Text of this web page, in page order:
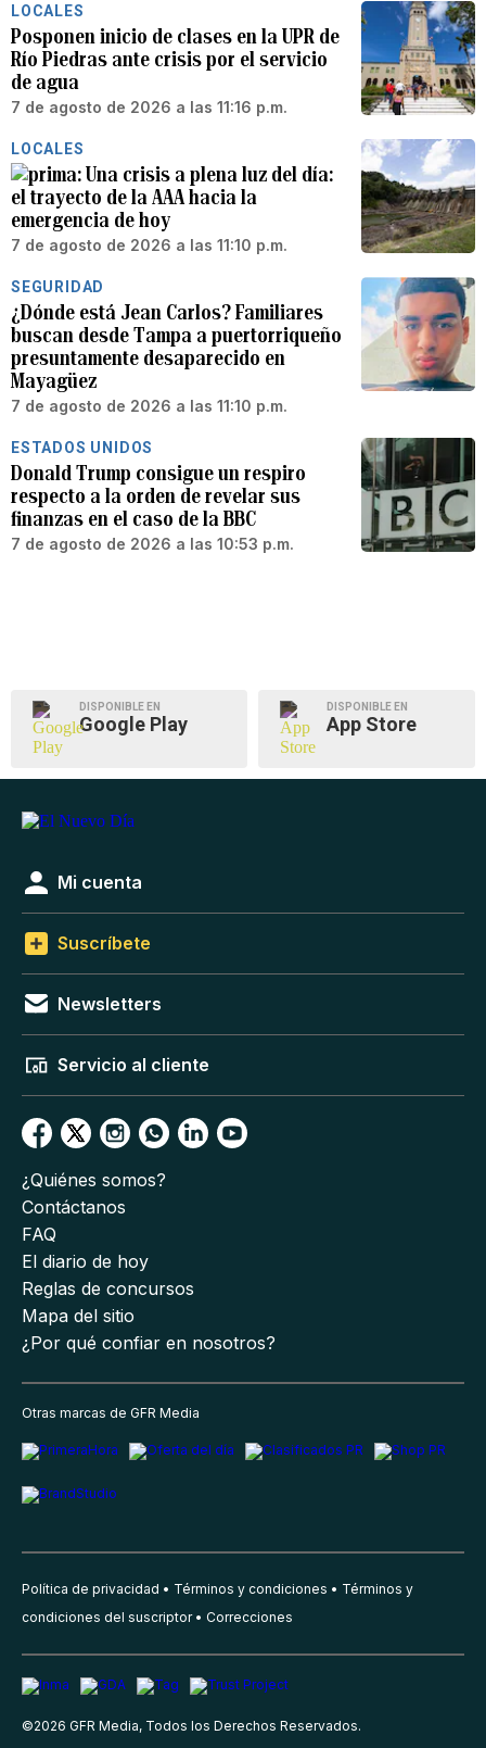
LOCALES
Posponen inicio de clases en la UPR de
Río Piedras ante crisis por el servicio
de agua
7 de agosto de 2026 a las 11:16 p.m.
LOCALES
Una crisis a plena luz del día:
el trayecto de la AAA hacia la
emergencia de hoy
7 de agosto de 2026 a las 11:10 p.m.
SEGURIDAD
¿Dónde está Jean Carlos? Familiares
buscan desde Tampa a puertorriqueño
presuntamente desaparecido en
Mayagüez
7 de agosto de 2026 a las 11:10 p.m.
ESTADOS UNIDOS
Donald Trump consigue un respiro
respecto a la orden de revelar sus
finanzas en el caso de la BBC
7 de agosto de 2026 a las 10:53 p.m.
DISPONIBLE EN
Google Play
DISPONIBLE EN
App Store
Mi cuenta
Suscríbete
Newsletters
Servicio al cliente
¿Quiénes somos?
Contáctanos
FAQ
El diario de hoy
Reglas de concursos
Mapa del sitio
¿Por qué confiar en nosotros?
Otras marcas de GFR Media
Política de privacidad Términos y condiciones
Términos y
condiciones del suscriptor
Correcciones
©2026 GFR Media, Todos los Derechos Reservados.